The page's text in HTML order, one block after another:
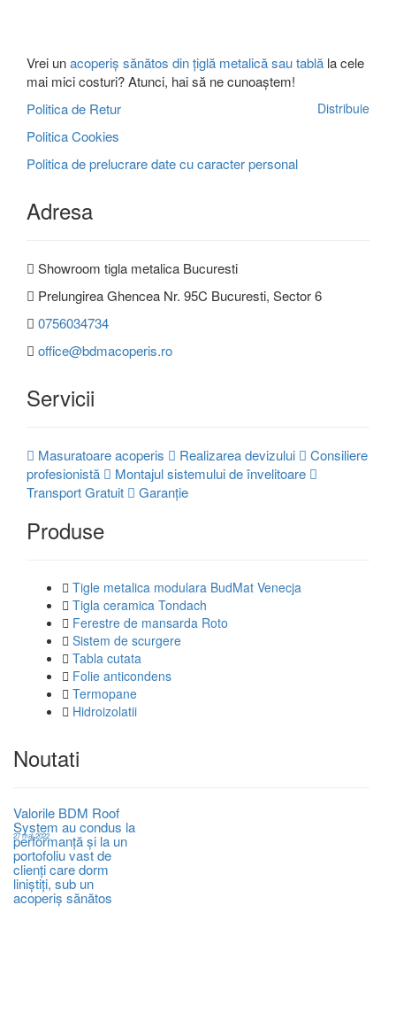
Ferestre de
mansarda Roto
Tabla Cutata
Ferestre de
mansarda Fakro
Ferestre de
mansarda Dakea
Izolatii mansarda
Sistem de degivrare
Hidroizolatii
Vrei unacoperiș sănătos din țiglă metalică sau tablă la cele
mai mici costuri? Atunci, hai să ne cunoaștem!
Distribuie
Politica de Retur
Politica Cookies
Politica de prelucrare date cu caracter personal
Adresa
Showroom tigla metalica Bucuresti
Prelungirea Ghencea Nr. 95C Bucuresti, Sector 6
0756034734
office@bdmacoperis.ro
Servicii
Masuratoare acoperis Realizarea devizului
Consiliere
profesionistă
Montajul sistemului de învelitoare
Transport Gratuit
Garanție
Produse
Tigle metalica modulara BudMat Venecja
Tigla ceramica Tondach
Ferestre de mansarda Roto
Sistem de scurgere
Tabla cutata
Folie anticondens
Termopane
Hidroizolatii
Noutati
Valorile BDM Roof
System au condus la
performanță și la un
portofoliu vast de
clienți care dorm
liniștiți, sub un
acoperiș sănătos
27 mai 2022